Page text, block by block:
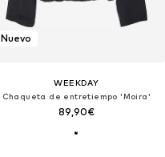
Nuevo
WEEKDAY
Chaqueta de entretiempo 'Moira'
89,90€